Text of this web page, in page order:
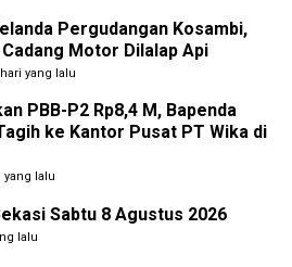
Pergudangan Kosambi,
Cadang Motor Dilalap Api
yang lalu
PBB-P2 Rp8,4 M, Bapenda
ke Kantor Pusat PT Wika di
yang lalu
Sabtu 8 Agustus 2026
lalu